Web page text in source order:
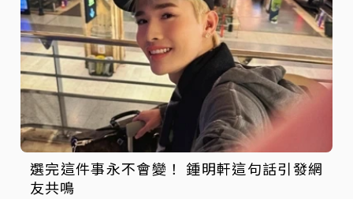
選完這件事永不會變！ 鍾明軒這句話引發網
友共鳴